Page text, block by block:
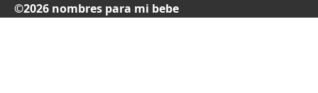
©2026 nombres para mi bebe